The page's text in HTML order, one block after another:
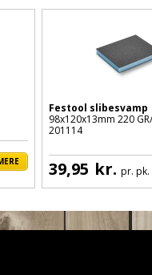
Festool slibesvamp
98x120x13mm 220
201114
39,95 kr. pr. pk.